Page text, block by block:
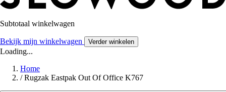
Subtotaal winkelwagen
Bekijk mijn winkelwagen Verder winkelen
Loading...
Home
/ Rugzak Eastpak Out Of Office K767